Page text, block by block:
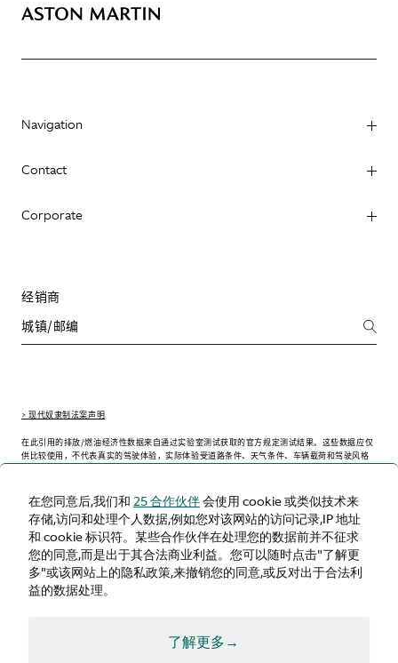
在您同意后,我们和 25 合作伙伴会使用 cookie 或类似技术来
存储,访问和处理个人数据,例如您对该网站的访问记录,IP 地址
和 cookie 标识符。某些合作伙伴在处理您的数据前并不征求
您的同意,而是出于其合法商业利益。您可以随时点击"了解更
多"或该网站上的隐私政策,来撤销您的同意,或反对出于合法利
益的数据处理。
了解更多→
Navigation
Contact
Corporate
经销商
> 现代奴隶制法案声明
在此引用的排放/燃油经济性数据来自通过实验室测试获取的官方规定测试结果。这些数据应仅
供比较使用，不代表真实的驾驶体验，实际体验受道路条件、天气条件、车辆载荷和驾驶风格
中文（简体）